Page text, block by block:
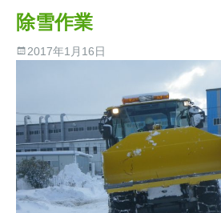
除雪作業
2017年1月16日